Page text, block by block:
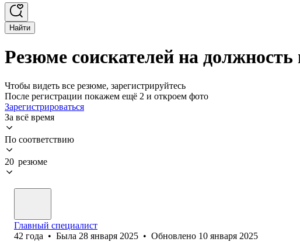
Найти
Резюме соискателей на
Чтобы видеть все резюме, зарегистрируйтесь
После регистрации покажем ещё 2 и откроем фото
Зарегистрироваться
За всё время
По соответствию
20 резюме
Главный специалист
42 года • Была 28 января 2025 • Обновлено 10 января 2025